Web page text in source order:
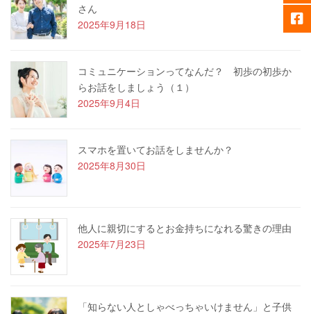
さん
2025年9月18日
コミュニケーションってなんだ？ 初歩の初歩か
らお話をしましょう（１）
2025年9月4日
スマホを置いてお話をしませんか？
2025年8月30日
他人に親切にするとお金持ちになれる驚きの理由
2025年7月23日
「知らない人としゃべっちゃいけません」と子供